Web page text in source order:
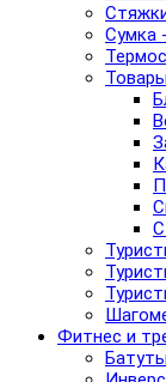
Сумка
Фитнес и
Батуты